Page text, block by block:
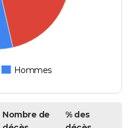
Hommes
Nombre de
% des